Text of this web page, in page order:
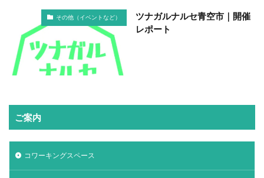
その他（イベントなど）
ツナガルナルセ青空市｜開催
レポート
ご案内
コワーキングスペース